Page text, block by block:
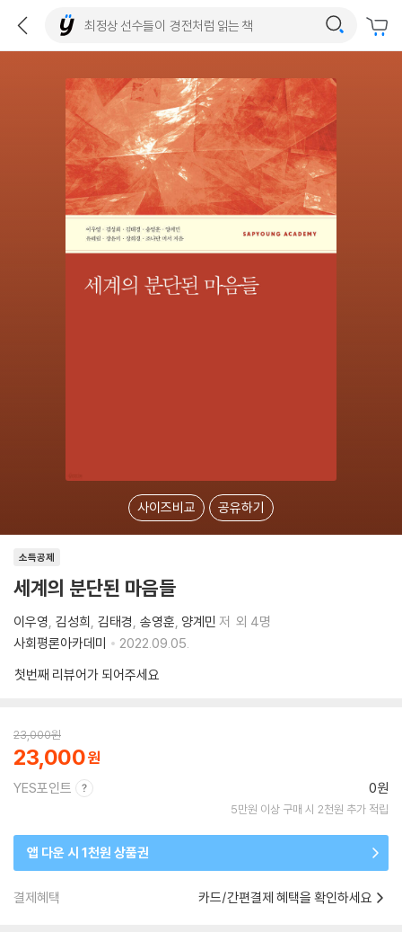
사이즈비교 공유하기
소득공제
세계의 분단된 마음들
이우영 김성희 김태경 송영훈 양계민 저 외 4명
사회평론아카데미
2022.09.05.
첫번째 리뷰어가 되어주세요
23,000원
23,000
YES포인트 0원
5만원 이상 구매 시 2천원 추가 적립
앱 다운 시 1천원 상품권
결제혜택 카드/간편결제 혜택을 확인하세요